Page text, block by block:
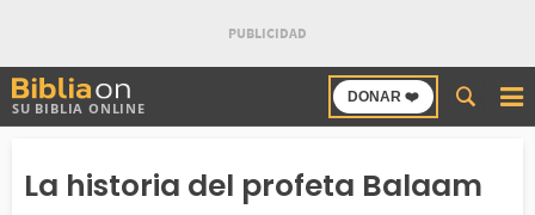
SU BIBLIA ONLINE
DONAR ❤️
Buscar
en
La historia del profeta Balaam